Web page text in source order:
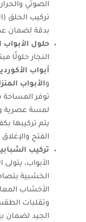
الصوتي
تركيب الحلق
بدقة لضمان
حلول
النجار حلولًا
أبواب
والأبواب
توفر
لمسة عصرية
يتم تركيبها
الفتح
تركيب
الأبواب،
الخشبية
الأخشاب
وتقلبات
الجيد لضمان